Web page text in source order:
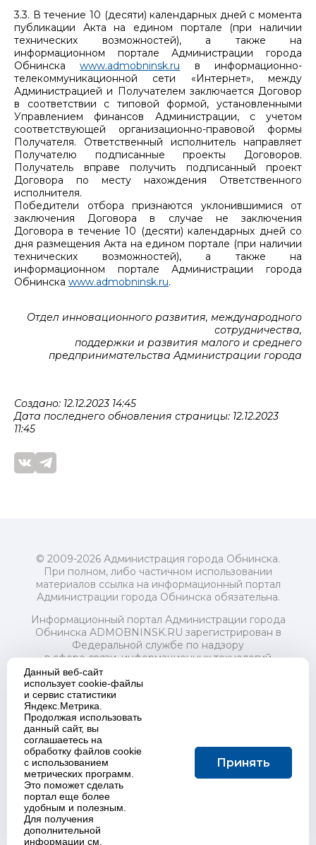
3.3. В течение 10 (десяти) календарных дней с момента
публикации Акта на едином портале (при наличии
технических возможностей), а также на
информационном портале Администрации города
Обнинскаwww.admobninsk.ru в информационно-
телекоммуникационной сети «Интернет», между
Администрацией и Получателем заключается Договор
в соответствии с типовой формой, установленными
Управлением финансов Администрации, с учетом
соответствующей организационно-правовой формы
Получателя. Ответственный исполнитель направляет
Получателю подписанные проекты Договоров.
Получатель вправе получить подписанный проект
Договора по месту нахождения Ответственного
исполнителя.
Победители отбора признаются уклонившимися от
заключения Договора в случае не заключения
Договора в течение 10 (десяти) календарных дней со
дня размещения Акта на едином портале (при наличии
технических возможностей), а также на
информационном портале Администрации города
Обнинска www.admobninsk.ru.
Отдел инновационного развития, международного
сотрудничества,
поддержки и развития малого и среднего
предпринимательства Администрации города
Создано: 12.12.2023 14:45
Дата последнего обновления страницы: 12.12.2023
11:45
© 2009-2026 Администрация города Обнинска.
При полном, либо частичном использовании
материалов ссылка на информационный портал
Администрации города Обнинска обязательна.
Информационный портал Администрации города
Обнинска ADMOBNINSK.RU зарегистрирован в
Федеральной службе по надзору
в сфере связи, информационных технологий
и массовых коммуникаций (Роскомнадзор) 24 июля
2018 года.
Свидетельство о регистрации Эл № ФС77-73321
Учредитель: Администрация (исполнительно-
распорядительный орган) городского округа "Город
Обнинск". Главный редактор: Байкова Е.А.
Адрес электронной почты Редакции:
redactor@admobninsk.ru
Телефон Редакции: +7 (484) 395-85-85
Настоящий ресурс содержит материалы 18+
Политика в отношении обработки персональных
Данный веб-сайт
использует cookie-файлы
и сервис статистики
Яндекс.Метрика.
Продолжая использовать
данный сайт, вы
соглашаетесь на
обработку файлов cookie
с использованием
метрических программ.
Это поможет сделать
портал еще более
удобным и полезным.
Для получения
дополнительной
информации см.
Принять